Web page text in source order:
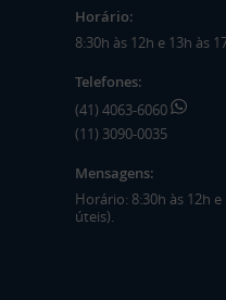
Horário:
8:30h às 12h e 13h às
Telefones:
(41) 4063-6060
(11) 3090-0035
Mensagens:
Horário: 8:30h às 12h
úteis).